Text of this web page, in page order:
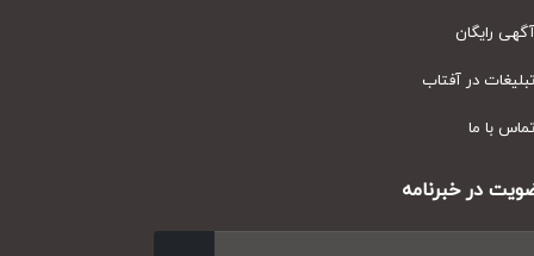
رایگان
در آفتاب
با ما
در خبرنامه